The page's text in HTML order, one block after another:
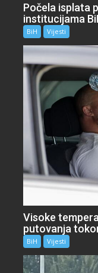
Počela isplata
institucijama
BiH Vijesti
Visoke
putovanja
BiH Vijesti